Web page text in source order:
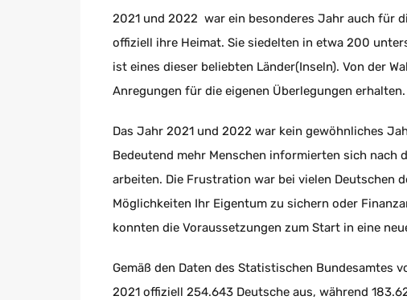
2021 und 2022 war ein besonderes Jahr auch für
offiziell ihre Heimat. Sie siedelten in etwa 200
ist eines dieser beliebten Länder(Inseln). Von der
Anregungen für die eigenen Überlegungen erhalten.
Das Jahr 2021 und 2022 war kein gewöhnliches
Bedeutend mehr Menschen informierten sich nach
arbeiten. Die Frustration war bei vielen Deutschen
Möglichkeiten Ihr Eigentum zu sichern oder
konnten die Voraussetzungen zum Start in eine
Gemäß den Daten des Statistischen Bundesamtes
2021 offiziell 254.643 Deutsche aus, während